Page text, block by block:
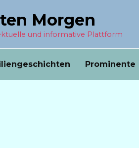
Morgen
und informative Plattform
Prominente